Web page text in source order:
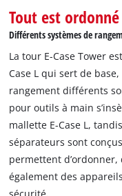
mallette E-Case L est
outils à main ; l’une
deux garnitures en
rayures, l’autre
série de
les petites pièces et
marquage sont
permanence le
Tout est
Différents systèmes de
La tour E-Case Tower
Case L qui sert de
rangement différents
pour outils à main
mallette E-Case L,
séparateurs sont
permettent
également des
sécurité.